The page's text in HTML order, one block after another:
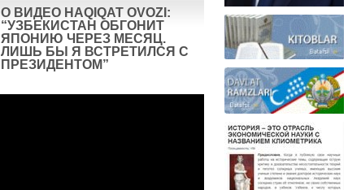
О ВИДЕО HAQIQAT OVOZI:
“УЗБЕКИСТАН ОБГОНИТ
ЯПОНИЮ ЧЕРЕЗ МЕСЯЦ.
ЛИШЬ БЫ Я ВСТРЕТИЛСЯ С
ПРЕЗИДЕНТОМ”